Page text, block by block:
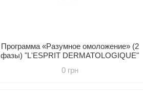
Программа «Разумное омоложение» (2
фазы) "L'ESPRIT DERMATOLOGIQUE"
0 грн